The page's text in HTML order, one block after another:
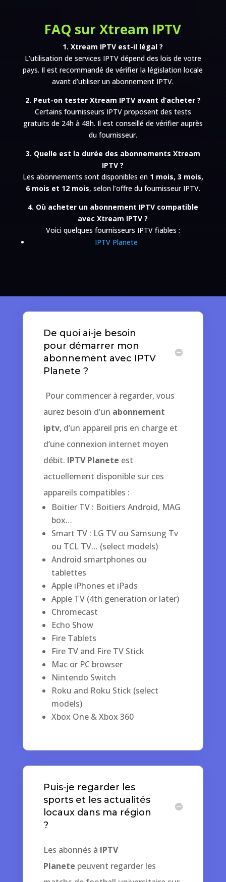
FAQ sur Xtream IPTV
1. Xtream IPTV est-il légal ?
L’utilisation de services IPTV dépend des lois de votre
pays. Il est recommandé de vérifier la législation locale
avant d’utiliser un abonnement IPTV.
2. Peut-on tester Xtream IPTV avant d’acheter ?
Certains fournisseurs IPTV proposent des tests
gratuits de 24h à 48h. Il est conseillé de vérifier auprès
du fournisseur.
3. Quelle est la durée des abonnements Xtream
IPTV ?
Les abonnements sont disponibles en 1 mois, 3 mois,
6 mois et 12 mois, selon l’offre du fournisseur IPTV.
4. Où acheter un abonnement IPTV compatible
avec Xtream IPTV ?
Voici quelques fournisseurs IPTV fiables :
IPTV Planete
De quoi ai-je besoin
pour démarrer mon
abonnement avec IPTV
Planete ?
Pour commencer à regarder, vous
aurez besoin d’un abonnement
iptv, d’un appareil pris en charge et
d’une connexion internet moyen
débit. IPTV Planete est
actuellement disponible sur ces
appareils compatibles :
Boitier TV : Boitiers Android, MAG
box…
Smart TV : LG TV ou Samsung Tv
ou TCL TV… (select models)
Android smartphones ou
tablettes
Apple iPhones et iPads
Apple TV (4th generation or later)
Chromecast
Echo Show
Fire Tablets
Fire TV and Fire TV Stick
Mac or PC browser
Nintendo Switch
Roku and Roku Stick (select
models)
Xbox One & Xbox 360
Puis-je regarder les
sports et les actualités
locaux dans ma région
?
Les abonnés à IPTV
Planete peuvent regarder les